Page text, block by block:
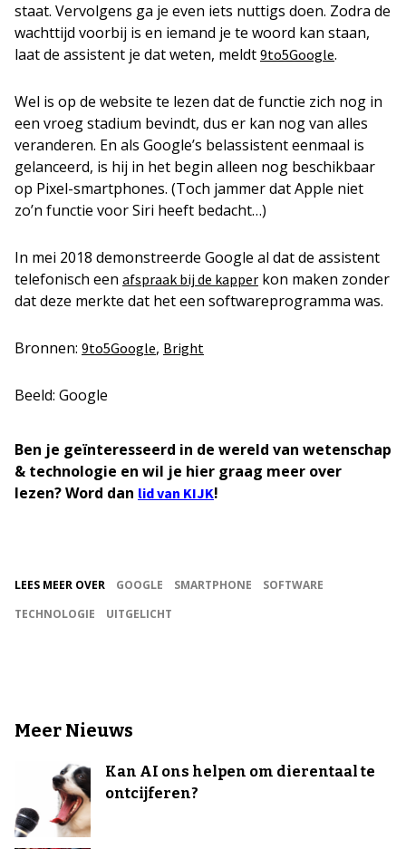
staat. Vervolgens ga je even iets nuttigs doen. Zodra de
wachttijd voorbij is en iemand je te woord kan staan,
laat de assistent je dat weten, meldt 9to5Google.
Wel is op de website te lezen dat de functie zich nog in
een vroeg stadium bevindt, dus er kan nog van alles
veranderen. En als Google’s belassistent eenmaal is
gelanceerd, is hij in het begin alleen nog beschikbaar
op Pixel-smartphones. (Toch jammer dat Apple niet
zo’n functie voor Siri heeft bedacht…)
In mei 2018 demonstreerde Google al dat de assistent
telefonisch een afspraak bij de kapper kon maken zonder
dat deze merkte dat het een softwareprogramma was.
Bronnen: 9to5Google, Bright
Beeld: Google
Ben je geïnteresseerd in de wereld van wetenschap
& technologie en wil je hier graag meer over
lezen? Word dan lid van KIJK!
LEES MEER OVER GOOGLE SMARTPHONE
SOFTWARE
TECHNOLOGIE
UITGELICHT
Meer Nieuws
Kan AI ons helpen om dierentaal te
ontcijferen?